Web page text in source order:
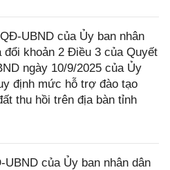
UBND của Ủy ban nhân
khoản 2 Điều 3 của Quyết
ngày 10/9/2025 của Ủy
định mức hỗ trợ đào tạo
thu hồi trên địa bàn tỉnh
của Ủy ban nhân dân